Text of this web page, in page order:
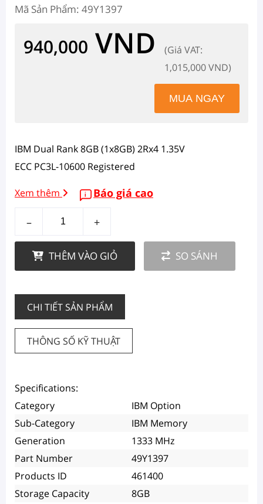
Mã Sản Phẩm: 49Y1397
940,000 VND
(Giá VAT:
1,015,000 VND)
IBM Dual Rank 8GB (1x8GB) 2Rx4 1.35V
ECC PC3L-10600 Registered
Xem thêm Báo giá cao
– +
THÊM VÀO GIỎ SO SÁNH
CHI TIẾT SẢN PHẨM
THÔNG SỐ KỸ THUẬT
Specifications:
Category
IBM Option
Sub-Category
IBM Memory
Generation
1333 MHz
Part Number
49Y1397
Products ID
461400
Storage Capacity
8GB